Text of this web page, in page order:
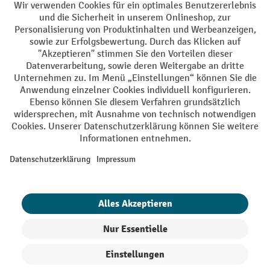
Impressum Datenschutz
Barrierefreiheit Privacy Settings
Alle Preise exkl. gesetzl. Mehrwertsteuer zzgl.Versandkostenund ggf.
Nachnahmegebühren, wenn nicht anders angegeben.
¹ Der Rabatt gilt so lange der Vorrat reicht. Der Rabatt gilt nicht auf
oder Gutscheinen ist nicht möglich. | ² Der Rabatt wird einmalig bei
eingelöst werden. Die Höhe des Rabatts variiert je nach
Produktkategorie und beträgt bis zu 10 % (10 % auf Lager, Umwelt,
Heben | 7% auf Büro). Ausgenommen sind Elektro-Hubwagen,
Ausschluss von Werkzeug. Gilt nicht auf Sonderpreise. Kombination